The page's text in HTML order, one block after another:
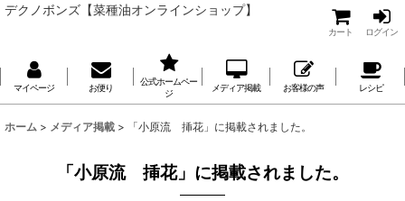
デクノボンズ【菜種油オンラインショップ】
カート ログイン
マイページ お便り
公式ホームペー
ジ
メディア掲載 お客様の声 レシピ
ホーム > メディア掲載 > 「小原流 挿花」に掲載されました。
「小原流 挿花」に掲載されました。